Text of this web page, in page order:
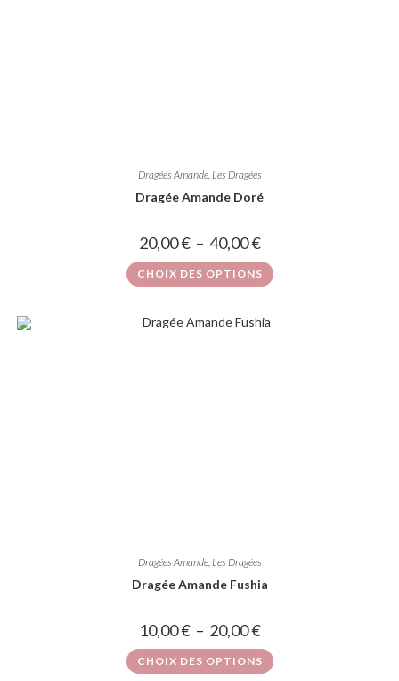
Dragées Amande,Les Dragées
Dragée Amande Doré
20,00€ – 40,00€
CHOIX DES OPTIONS
Dragées Amande, Les Dragées
Dragée Amande Fushia
10,00€ – 20,00€
CHOIX DES OPTIONS